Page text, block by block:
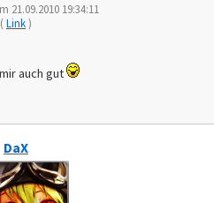
21.09.2010 19:34:11
(Link)
auch gut
DaX